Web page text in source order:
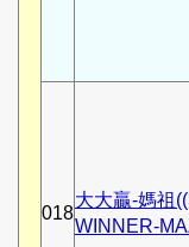
018
大大贏-媽祖
WINNER-